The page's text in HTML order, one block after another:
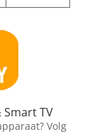
Smart TV
Volg